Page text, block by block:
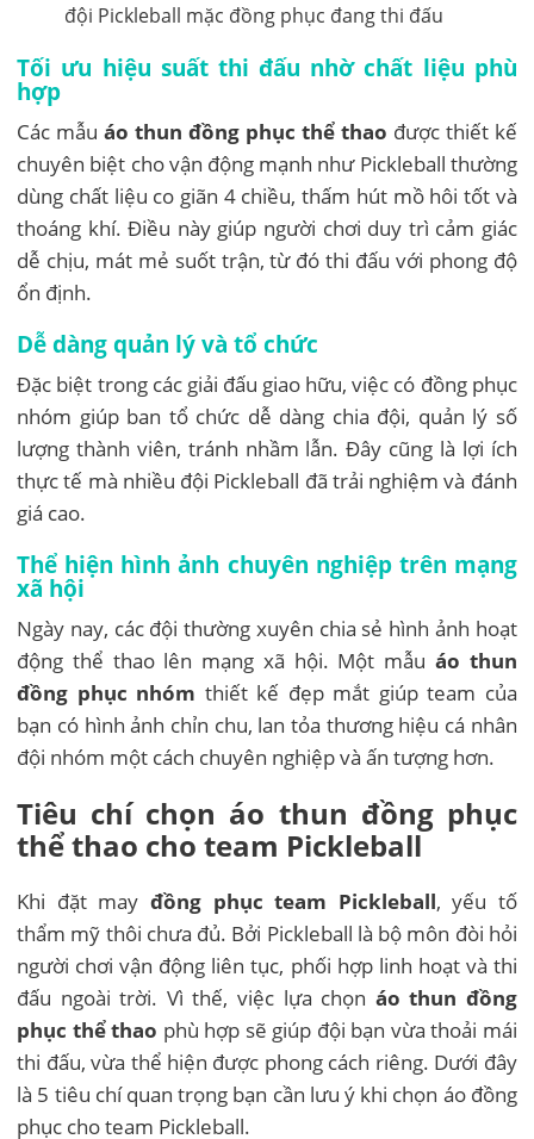
đội Pickleball mặc đồng phục đang thi đấu
Tối ưu hiệu suất thi đấu nhờ chất liệu phù
hợp
Các mẫuáo thun đồng phục thể thao được thiết kế
chuyên biệt cho vận động mạnh như Pickleball thường
dùng chất liệu co giãn 4 chiều, thấm hút mồ hôi tốt và
thoáng khí. Điều này giúp người chơi duy trì cảm giác
dễ chịu, mát mẻ suốt trận, từ đó thi đấu với phong độ
ổn định.
Dễ dàng quản lý và tổ chức
Đặc biệt trong các giải đấu giao hữu, việc có đồng phục
nhóm giúp ban tổ chức dễ dàng chia đội, quản lý số
lượng thành viên, tránh nhầm lẫn. Đây cũng là lợi ích
thực tế mà nhiều đội Pickleball đã trải nghiệm và đánh
giá cao.
Thể hiện hình ảnh chuyên nghiệp trên mạng
xã hội
Ngày nay, các đội thường xuyên chia sẻ hình ảnh hoạt
động thể thao lên mạng xã hội. Một mẫu áo thun
đồng phục nhóm thiết kế đẹp mắt giúp team của
bạn có hình ảnh chỉn chu, lan tỏa thương hiệu cá nhân
đội nhóm một cách chuyên nghiệp và ấn tượng hơn.
Tiêu chí chọn áo thun đồng phục
thể thao cho team Pickleball
Khi đặt may đồng phục team Pickleball, yếu tố
thẩm mỹ thôi chưa đủ. Bởi Pickleball là bộ môn đòi hỏi
người chơi vận động liên tục, phối hợp linh hoạt và thi
đấu ngoài trời. Vì thế, việc lựa chọn áo thun đồng
phục thể thao phù hợp sẽ giúp đội bạn vừa thoải mái
thi đấu, vừa thể hiện được phong cách riêng. Dưới đây
là 5 tiêu chí quan trọng bạn cần lưu ý khi chọn áo đồng
phục cho team Pickleball.